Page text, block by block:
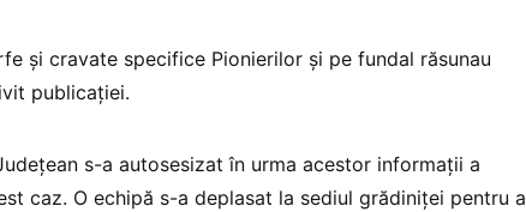
și cravate specifice Pionierilor și pe fundal răsunau
publicației.
s-a autosesizat în urma acestor informații a
caz. O echipă s-a deplasat la sediul grădiniței pentru a